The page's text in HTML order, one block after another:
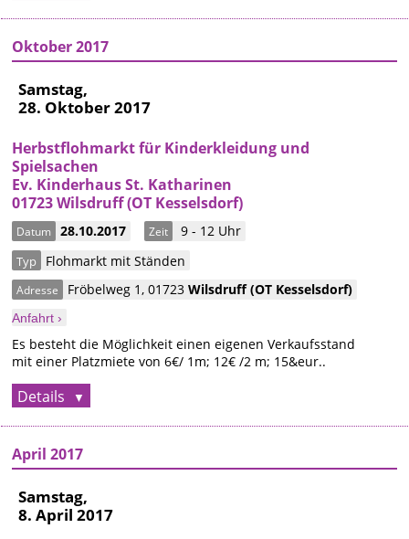
Oktober 2017
Samstag,
28. Oktober 2017
Herbstflohmarkt für Kinderkleidung und
Spielsachen
Ev. Kinderhaus St. Katharinen
01723 Wilsdruff (OT Kesselsdorf)
Datum 28.10.2017 Zeit 9 - 12 Uhr
Typ Flohmarkt mit Ständen
Adresse Fröbelweg 1,01723Wilsdruff(OT Kesselsdorf)
Anfahrt ›
Es besteht die Möglichkeit einen eigenen Verkaufsstand
mit einer Platzmiete von 6€/ 1m; 12€ /2 m; 15&eur..
Details
April 2017
Samstag,
8. April 2017